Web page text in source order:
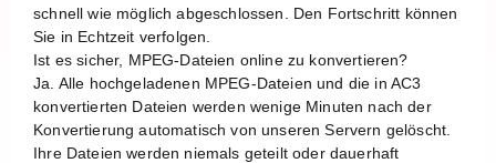
schnell wie möglich abgeschlossen. Den Fortschritt können
Sie in Echtzeit verfolgen.
Ist es sicher, MPEG-Dateien online zu konvertieren?
Ja. Alle hochgeladenen MPEG-Dateien und die in AC3
konvertierten Dateien werden wenige Minuten nach der
Konvertierung automatisch von unseren Servern gelöscht.
Ihre Dateien werden niemals geteilt oder dauerhaft